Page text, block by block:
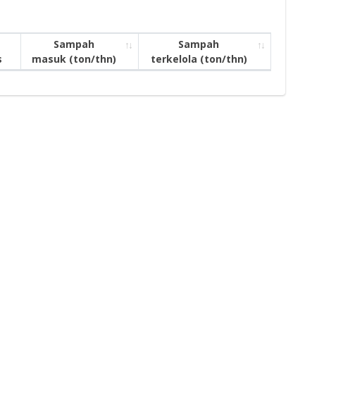
Sampah
masuk (ton/thn)
Sampah
terkelola (ton/thn)